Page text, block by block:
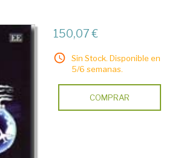
150,07 €
Sin Stock. Disponible en
5/6 semanas.
COMPRAR